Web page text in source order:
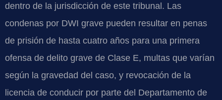
dentro de la jurisdicción de este tribunal. Las
condenas por DWI grave pueden resultar en penas
de prisión de hasta cuatro años para una primera
ofensa de delito grave de Clase E, multas que varían
según la gravedad del caso, y revocación de la
licencia de conducir por parte del Departamento de